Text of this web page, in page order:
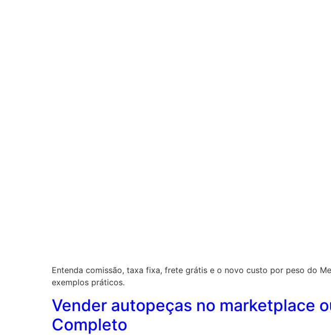
Entenda comissão, taxa fixa, frete grátis e o novo custo por peso do
exemplos práticos.
Vender autopeças no marketplace
Completo